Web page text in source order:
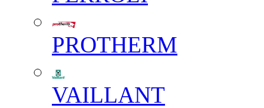
PROTHERM
VAILLANT